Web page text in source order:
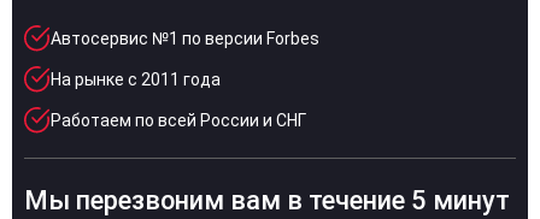
Автосервис №1 по версии Forbes
На рынке с 2011 года
Работаем по всей России и СНГ
Мы перезвоним вам в течение 5 минут